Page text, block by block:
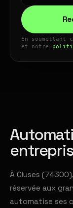
En soumettant
et notre
À Cluses
réservée aux
automatise ses